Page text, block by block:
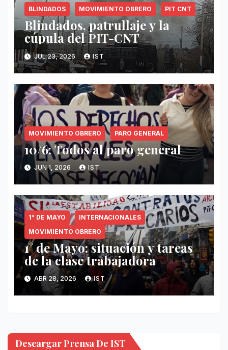
BLINDADOS MOVIMIENTO OBRERO PIT CNT
Blindados, patrullaje y la
cúpula del PIT-CNT
JUL 23, 2026 IST
MOVIMIENTO OBRERO PARO GENERAL
10/6: Todos al paro general
JUN 1, 2026 IST
1° DE MAYO
INTERNACIONALES
MOVIMIENTO OBRERO
1° de Mayo: situación y tareas
de la clase trabajadora
ABR 28, 2026 IST
Descargar Prensa De IST